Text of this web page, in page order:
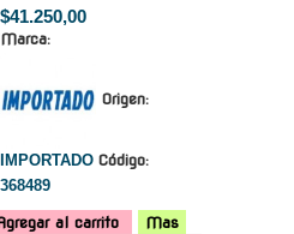
$41.250,00
Marca:
Origen:
IMPORTADO Código:
368489
al carrito
Mas